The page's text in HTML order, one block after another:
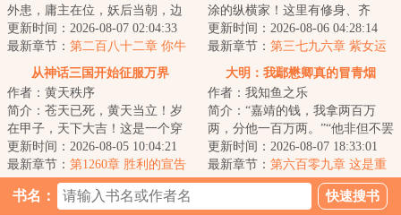
外患，庸主在位，妖后当朝，边
军连年死伤，天下民不聊生。好
在我成了弘农杨...
更新时间：2026-08-07 02:04:33
最新章节： 第二百八十二章 你牛
了我，还想让我配合你
涂的纵横家！这里有修身、齐
家、治国、平天下的儒家！这里
有天下皆白、唯我...
更新时间：2026-08-06 04:28:14
最新章节： 第三七九六章 紫女运
道（求票票）
从神话三国开始征服万界
作者：黄天秩序
简介：苍天已死，黄天当立！岁
在甲子，天下大吉！这是一个穿
越者继承大贤良师传承，推翻腐
朽东汉帝国，建...
更新时间：2026-08-05 10:04:21
最新章节： 第1260章 胜利的宣告
大明：我鄢懋卿真的冒青烟
作者：我知鱼之乐
简介：“嘉靖的钱，我拿两百万
两，分他一百万两。”“他非但不罢
我官，不准我致仕，居然还感谢
我，让我取...
更新时间：2026-08-07 18:33:01
最新章节： 第六百零九章 这是重
点么？
书名：